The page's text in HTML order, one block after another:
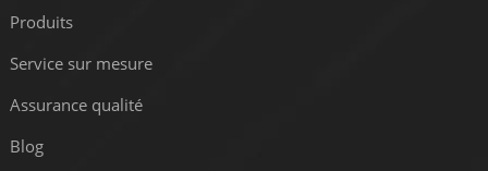
Produits
Service sur mesure
Assurance qualité
Blog